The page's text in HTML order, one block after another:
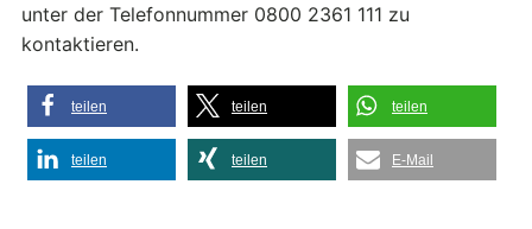
unter der Telefonnummer 0800 2361 111 zu
kontaktieren.
teilen teilen teilen
teilen teilen E-Mail